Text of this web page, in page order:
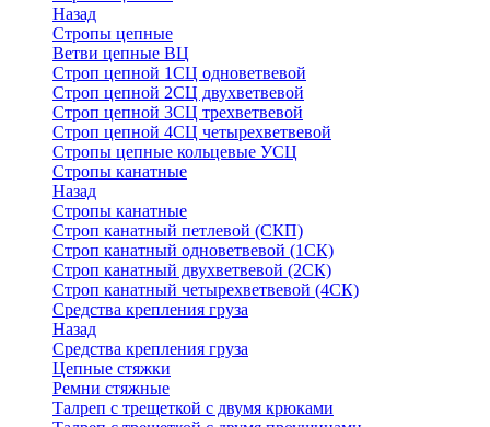
Назад
Стропы цепные
Ветви цепные ВЦ
Строп цепной 1СЦ одноветвевой
Строп цепной 2СЦ двухветвевой
Строп цепной 3СЦ трехветвевой
Строп цепной 4СЦ четырехветвевой
Стропы цепные кольцевые УСЦ
Стропы канатные
Назад
Стропы канатные
Строп канатный петлевой (СКП)
Строп канатный одноветвевой (1СК)
Строп канатный двухветвевой (2СК)
Строп канатный четырехветвевой (4СК)
Средства крепления груза
Назад
Средства крепления груза
Цепные стяжки
Ремни стяжные
Талреп с трещеткой с двумя крюками